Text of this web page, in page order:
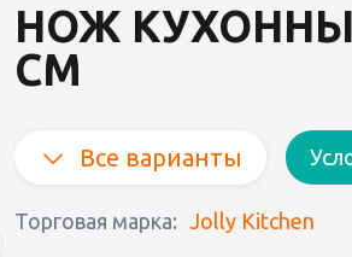
НОЖ КУХОННЫЙ
СМ
Все варианты
Торговая марка: Jolly Kitchen